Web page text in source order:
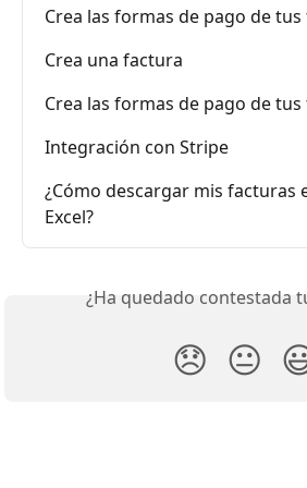
Crea las formas de pago de
Crea una factura
Crea las formas de pago de
Integración con Stripe
¿Cómo descargar mis facturas
Excel?
¿Ha quedado contestada
😞 😐